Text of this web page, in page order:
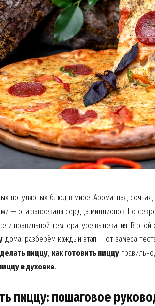
популярных блюд в мире. Ароматная,
— она завоевала сердца миллионов. Но
и правильной температуре выпекания. В
дома, разберём каждый этап — от замеса
пиццу, как готовить пиццу правильно,
в духовке.
пиццу: пошаговое